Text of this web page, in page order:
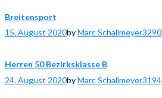
Breitensport
15. August 2020byMarc Schallmeyer3290
Herren 50 Bezirksklasse B
24. August 2020byMarc Schallmeyer3194